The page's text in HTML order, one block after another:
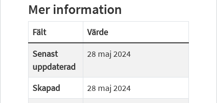
Mer information
Fält
Värde
Senast
uppdaterad
28 maj 2024
Skapad
28 maj 2024